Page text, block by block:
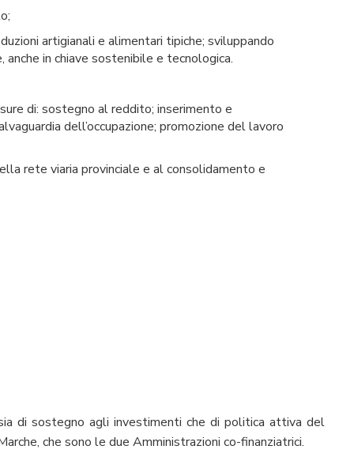
artigianali e alimentari tipiche; sviluppando
in chiave sostenibile e tecnologica.
di: sostegno al reddito; inserimento e
dell’occupazione; promozione del lavoro
rete viaria provinciale e al consolidamento e
di sostegno agli investimenti che di politica attiva del
che sono le due Amministrazioni co-finanziatrici.